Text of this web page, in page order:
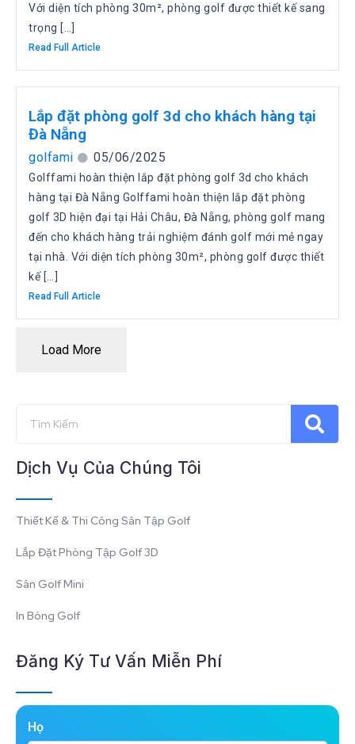
Với diện tích phòng 30m², phòng golf được thiết kế sang
trọng […]
Read Full Article
Lắp đặt phòng golf 3d cho khách hàng tại
Đà Nẵng
golfami 05/06/2025
Golffami hoàn thiện lắp đặt phòng golf 3d cho khách
hàng tại Đà Nẵng Golffami hoàn thiện lắp đặt phòng
golf 3D hiện đại tại Hải Châu, Đà Nẵng, phòng golf mang
đến cho khách hàng trải nghiệm đánh golf mới mẻ ngay
tại nhà. Với diện tích phòng 30m², phòng golf được thiết
kế […]
Read Full Article
Load More
Dịch Vụ Của Chúng Tôi
Thiết Kế & Thi Công Sân Tập Golf
Lắp Đặt Phòng Tập Golf 3D
Sân Golf Mini
In Bóng Golf
Đăng Ký Tư Vấn Miễn Phí
Họ